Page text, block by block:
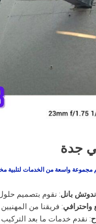
جدة
واسعة من الخدمات لتلبية
بانل: نقوم بتصميم
: فريقنا من
: نقدم خدمات ما بعد التركيب